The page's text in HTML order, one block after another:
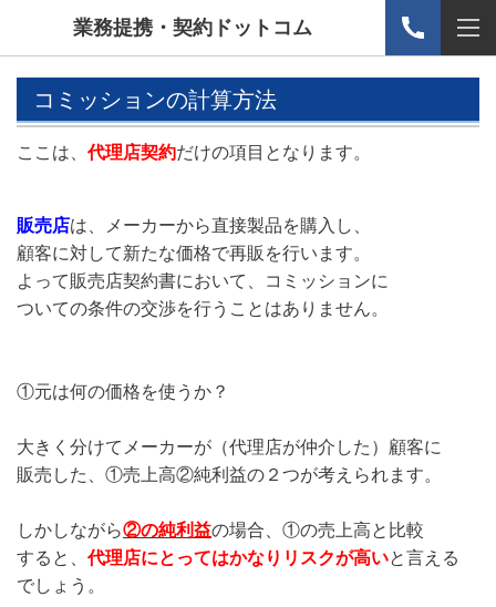
業務提携・契約ドットコム
コミッションの計算方法
ここは、代理店契約だけの項目となります。
販売店は、メーカーから直接製品を購入し、
顧客に対して新たな価格で再販を行います。
よって販売店契約書において、コミッションに
ついての条件の交渉を行うことはありません。
①元は何の価格を使うか？
大きく分けてメーカーが（代理店が仲介した）顧客に
販売した、①売上高②純利益の２つが考えられます。
しかしながら②の純利益の場合、①の売上高と比較
すると、代理店にとってはかなりリスクが高いと言える
でしょう。